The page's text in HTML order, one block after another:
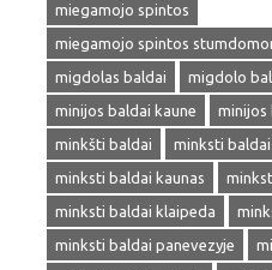
miegamojo spintos
miegamojo spintos
migdolas baldai
migdolo
minijos baldai kaune
minijos
minkšti baldai
minksti
minksti baldai kaunas
minksti baldai klaipeda
minksti baldai panevezyje